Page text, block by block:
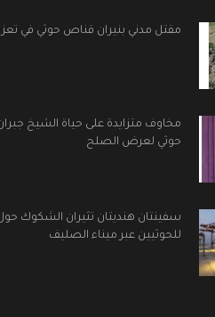
مقتل مدني بنيران قناص حوثي في تعز
مخاوف متزايدة على حياة الشيخ
حوثي لعرض الصلح
سفينتان هنديتان تثيران الشكوك
للحوثيين عبر ميناء الصليف